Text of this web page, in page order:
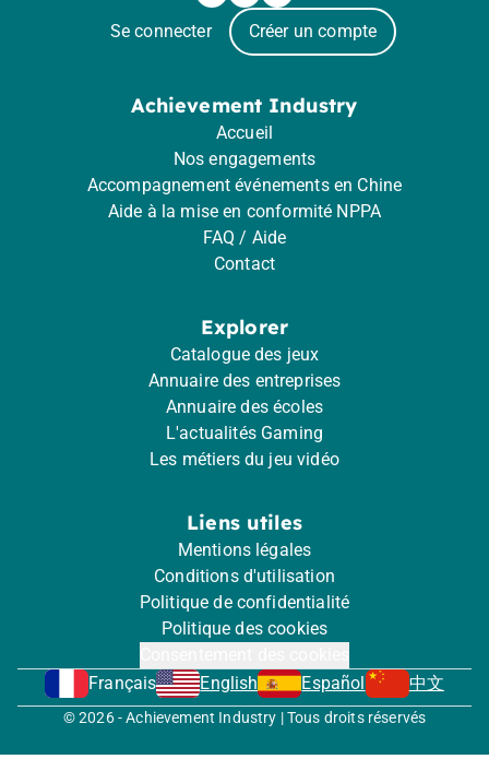
Se connecter Créer un compte
Achievement Industry
Accueil
Nos engagements
Accompagnement événements en Chine
Aide à la mise en conformité NPPA
FAQ / Aide
Contact
Explorer
Catalogue des jeux
Annuaire des entreprises
Annuaire des écoles
L'actualités Gaming
Les métiers du jeu vidéo
Liens utiles
Mentions légales
Conditions d'utilisation
Politique de confidentialité
Politique des cookies
Français
English Español 中文
© 2026 - Achievement Industry | Tous droits réservés